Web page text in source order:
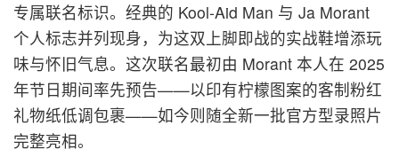
专属联名标识。经典的 Kool-Aid Man 与 Ja Morant
个人标志并列现身，为这双上脚即战的实战鞋增添玩
味与怀旧气息。这次联名最初由 Morant 本人在 2025
年节日期间率先预告——以印有柠檬图案的客制粉红
礼物纸低调包裹——如今则随全新一批官方型录照片
完整亮相。